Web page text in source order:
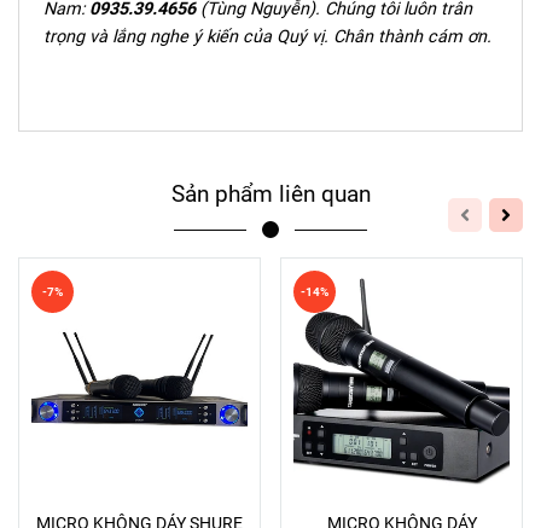
Nam:0935.39.4656 (Tùng Nguyễn). Chúng tôi luôn trân
trọng và lắng nghe ý kiến của Quý vị. Chân thành cám ơn.
Sản phẩm liên quan
MICRO KHÔNG DÁY SHURE
-7%
MICRO KHÔNG DÁY
-14%